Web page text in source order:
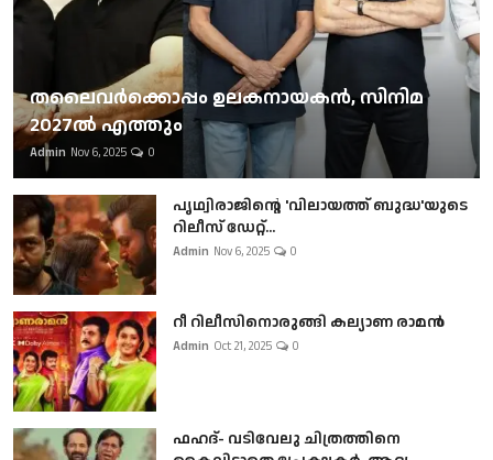
തലൈവര്‍ക്കൊപ്പം ഉലകനായകന്‍, സിനിമ
2027ല്‍ എത്തും
Admin Nov 6, 2025 0
പൃഥ്വിരാജിന്റെ 'വിലായത്ത് ബുദ്ധ'യുടെ
റിലീസ് ഡേറ്റ്...
Admin Nov 6, 2025 0
റീ റിലീസിനൊരുങ്ങി കല്യാണ രാമൻ
Admin Oct 21, 2025 0
ഫഹദ്- വടിവേലു ചിത്രത്തിനെ